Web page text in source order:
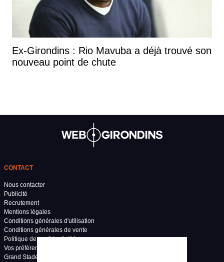
Ex-Girondins : Rio Mavuba a déjà trouvé son
nouveau point de chute
CONTACT
Nous contacter
Publicité
Recrutement
Mentions légales
Conditions générales d'utilisation
Conditions générales de vente
Politique de confidentialité
Vos préférences de confidentialité
Grand Stade Bordeaux